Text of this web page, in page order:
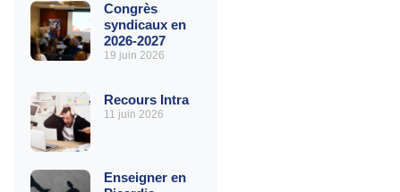
Congrès
syndicaux en
2026-2027
19 juin 2026
Recours Intra
11 juin 2026
Enseigner en